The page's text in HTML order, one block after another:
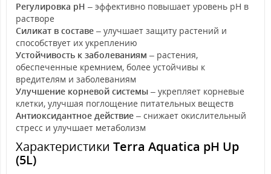
Регулировка pH – эффективно повышает уровень pH в
растворе
Силикат в составе – улучшает защиту растений и
способствует их укреплению
Устойчивость к заболеваниям – растения,
обеспеченные кремнием, более устойчивы к
вредителям и заболеваниям
Улучшение корневой системы – укрепляет корневые
клетки, улучшая поглощение питательных веществ
Антиоксидантное действие – снижает окислительный
стресс и улучшает метаболизм
Характеристики Terra Aquatica pH Up
(5L)